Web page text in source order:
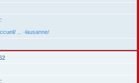
... -lausanne/